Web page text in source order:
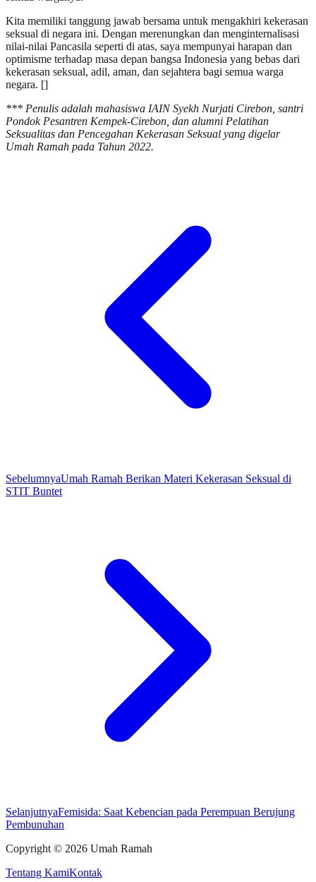
Kita memiliki tanggung jawab bersama untuk mengakhiri kekerasan
seksual di negara ini. Dengan merenungkan dan menginternalisasi
nilai-nilai Pancasila seperti di atas, saya mempunyai harapan dan
optimisme terhadap masa depan bangsa Indonesia yang bebas dari
kekerasan seksual, adil, aman, dan sejahtera bagi semua warga
negara. []
*** Penulis adalah mahasiswa IAIN Syekh Nurjati Cirebon, santri
Pondok Pesantren Kempek-Cirebon, dan alumni Pelatihan
Seksualitas dan Pencegahan Kekerasan Seksual yang digelar
Umah Ramah pada Tahun 2022.
SebelumnyaUmah Ramah Berikan Materi Kekerasan Seksual di
STIT Buntet
SelanjutnyaFemisida: Saat Kebencian pada Perempuan Berujung
Pembunuhan
Copyright © 2026 Umah Ramah
Tentang KamiKontak